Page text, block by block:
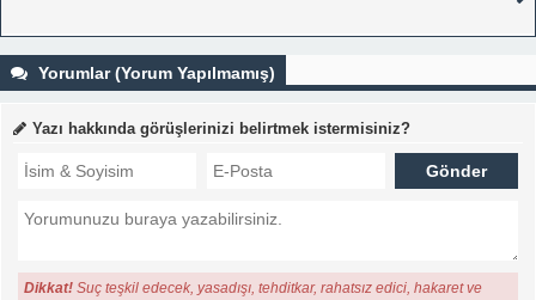
Yorumlar (Yorum Yapılmamış)
Yazı hakkında görüşlerinizi belirtmek istermisiniz?
Dikkat! Suç teşkil edecek, yasadışı, tehditkar, rahatsız edici, hakaret ve